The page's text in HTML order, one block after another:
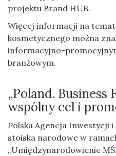
projektu Brand HUB.
Więcej informacji na
kosmetycznego można
informacyjno-
branżowym.
„Poland. Business
wspólny cel i
Polska Agencja Inwestycji
stoiska narodowe w
„Umiędzynarodowienie